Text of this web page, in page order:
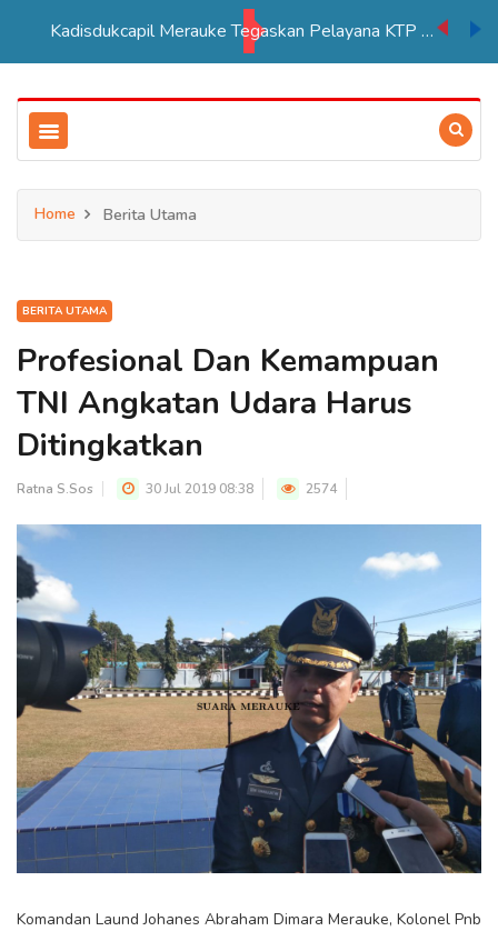
Kadisdukcapil Merauke Tegaskan Pelayana KTP Sesuai SOP
Home Berita Utama
BERITA UTAMA
Profesional Dan Kemampuan
TNI Angkatan Udara Harus
Ditingkatkan
Ratna S.Sos 30 Jul 2019 08:38 2574
Komandan Laund Johanes Abraham Dimara Merauke, Kolonel Pnb